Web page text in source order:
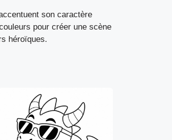
son caractère
pour créer une scène
héroïques.